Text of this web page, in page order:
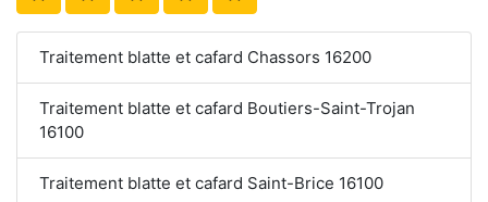
Traitement blatte et cafard Chassors 16200
Traitement blatte et cafard Boutiers-Saint-Trojan
16100
Traitement blatte et cafard Saint-Brice 16100